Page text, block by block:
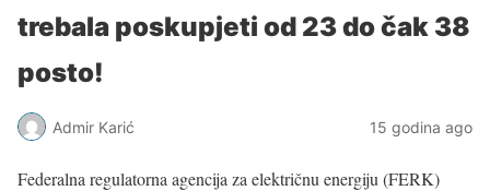
trebala poskupjeti od 23 do čak 38
posto!
Admir Karić 15 godina ago
Federalna regulatorna agencija za električnu energiju (FERK)